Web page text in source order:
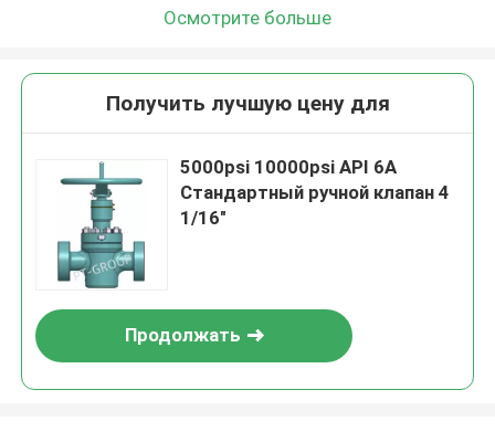
Осмотрите больше
Получить лучшую цену для
5000psi 10000psi API 6A
Стандартный ручной клапан 4
1/16"
Продолжать